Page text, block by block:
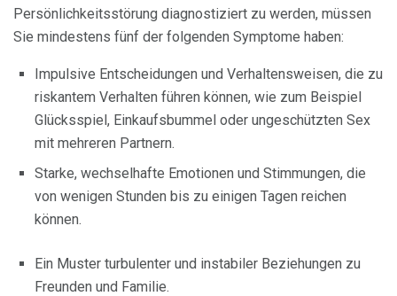
Persönlichkeitsstörung diagnostiziert zu werden, müssen
Sie mindestens fünf der folgenden Symptome haben:
Impulsive Entscheidungen und Verhaltensweisen, die zu
riskantem Verhalten führen können, wie zum Beispiel
Glücksspiel, Einkaufsbummel oder ungeschützten Sex
mit mehreren Partnern.
Starke, wechselhafte Emotionen und Stimmungen, die
von wenigen Stunden bis zu einigen Tagen reichen
können.
Ein Muster turbulenter und instabiler Beziehungen zu
Freunden und Familie.